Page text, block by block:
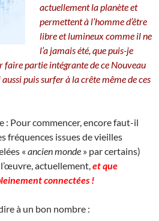
actuellement la planète et
permettent à l’homme d’être
libre et lumineux comme il ne
l’a jamais été, que puis-je
faire partie intégrante de ce Nouveau
puis surfer à la crête même de ces
: Pour commencer, encore faut-il
fréquences issues de vieilles
« ancien monde » par certains)
actuellement, et que
connectées !
à un bon nombre :